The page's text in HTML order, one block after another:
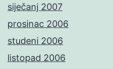
siječanj 2007
prosinac 2006
studeni 2006
listopad 2006